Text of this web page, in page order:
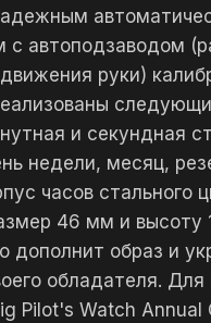
с автоподзаводом
руки)
и секундная
недели, месяц,
часов стального
46 мм и высоту
дополнит образ и
обладателя. Для
Pilot's Watch Annual